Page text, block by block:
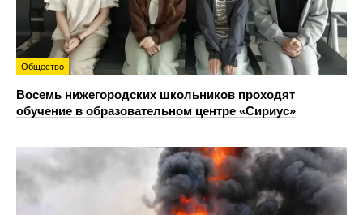
Общество
Восемь нижегородских школьников проходят
обучение в образовательном центре «Сириус»